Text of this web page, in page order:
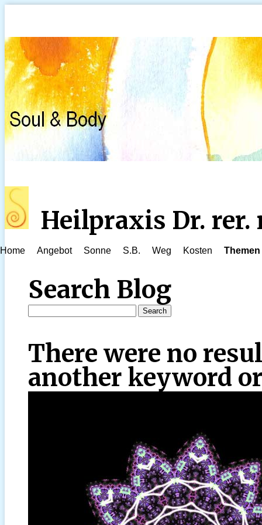
Heilpraxis Dr. rer.
Home Angebot Sonne S.B. Weg Kosten Themen
Search Blog
There were no
another keyword